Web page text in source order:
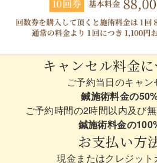
キャンセル料金
ご予約当日のキャン
鍼施術料金の
ご予約時間の2時間以内及び
鍼施術料金の
お支払い方
現金またはクレジット